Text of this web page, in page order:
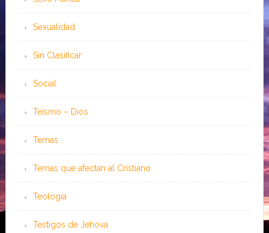
Sexualidad
Sin Clasificar
Social
Teísmo – Dios
Temas
Temas que afectan al Cristiano
Teología
Testigos de Jehová